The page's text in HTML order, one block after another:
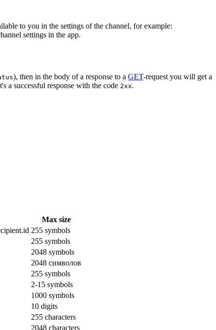
to you in the settings of the channel, for example:
settings in the app.
), then in the body of a response to a GET-request you will get a
a successful response with the code 2xx.
Max size
255 symbols
255 symbols
2048 symbols
2048 символов
255 symbols
2-15 symbols
1000 symbols
10 digits
255 characters
2048 characters